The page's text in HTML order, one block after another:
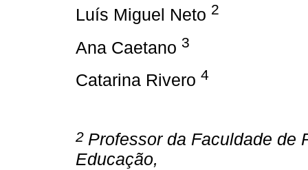
Luís Miguel Neto 2
Ana Caetano 3
Catarina Rivero 4
2 Professor da Faculdade de
Educação,